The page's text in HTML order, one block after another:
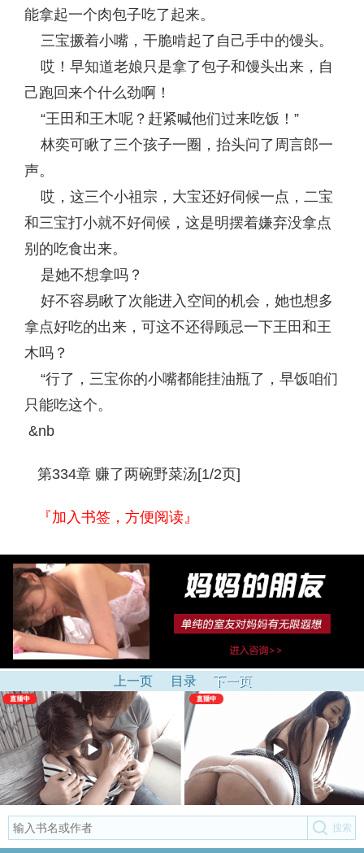
能拿起一个肉包子吃了起来。
三宝撅着小嘴，干脆啃起了自己手中的馒头。
哎！早知道老娘只是拿了包子和馒头出来，自
己跑回来个什么劲啊！
“王田和王木呢？赶紧喊他们过来吃饭！”
林奕可瞅了三个孩子一圈，抬头问了周言郎一
声。
哎，这三个小祖宗，大宝还好伺候一点，二宝
和三宝打小就不好伺候，这是明摆着嫌弃没拿点
别的吃食出来。
是她不想拿吗？
好不容易瞅了次能进入空间的机会，她也想多
拿点好吃的出来，可这不还得顾忌一下王田和王
木吗？
“行了，三宝你的小嘴都能挂油瓶了，早饭咱们
只能吃这个。
&nb
第334章 赚了两碗野菜汤[1/2页]
『加入书签，方便阅读』
上一页 目录 下一页